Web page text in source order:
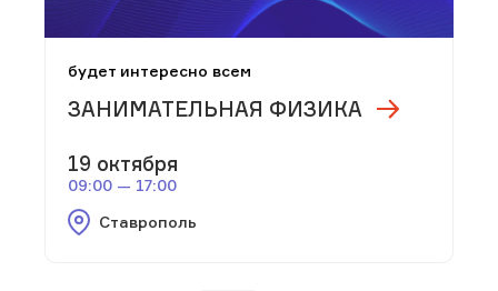
будет интересно всем
ЗАНИМАТЕЛЬНАЯ ФИЗИКА
19 октября
09:00 — 17:00
Ставрополь